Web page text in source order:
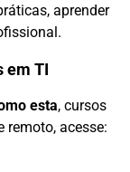
aprender
em TI
esta, cursos
remoto, acesse: